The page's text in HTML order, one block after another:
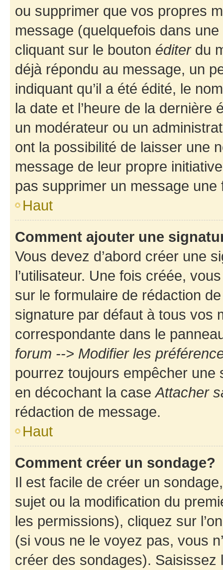
ou supprimer que vos propres
message (quelquefois dans
cliquant sur le bouton éditerdu
déjà répondu au message, un
indiquant qu’il a été édité, le
la date et l’heure de la dernière
un modérateur ou un
ont la possibilité de laisser une
message de leur propre
pas supprimer un message une
Haut
Comment ajouter une
Vous devez d’abord créer une
l’utilisateur. Une fois créée,
sur le formulaire de rédaction
signature par défaut à tous vos
correspondante dans le
forum --> Modifier les
pourrez toujours empêcher une
en décochant la caseAttacher
rédaction de message.
Haut
Comment créer un sondage?
Il est facile de créer un
sujet ou la modification du
les permissions), cliquez sur
(si vous ne le voyez pas, vous
créer des sondages).